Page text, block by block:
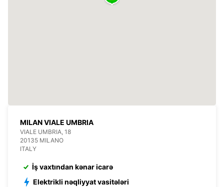
MILAN VIALE UMBRIA
VIALE UMBRIA, 18
20135 MILANO
ITALY
İş vaxtından kənar icarə
Elektrikli nəqliyyat vasitələri